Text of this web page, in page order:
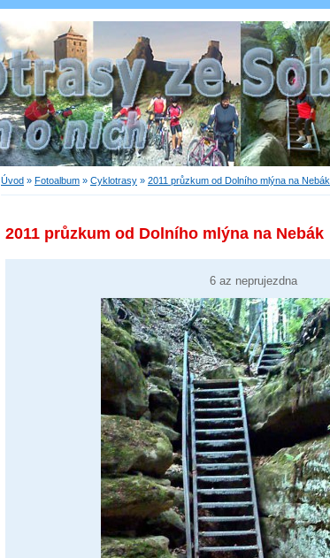
Úvod » Fotoalbum » Cyklotrasy » 2011 průzkum od Dolního mlýna na Nebák
2011 průzkum od Dolního mlýna na Nebák
6 az neprujezdna